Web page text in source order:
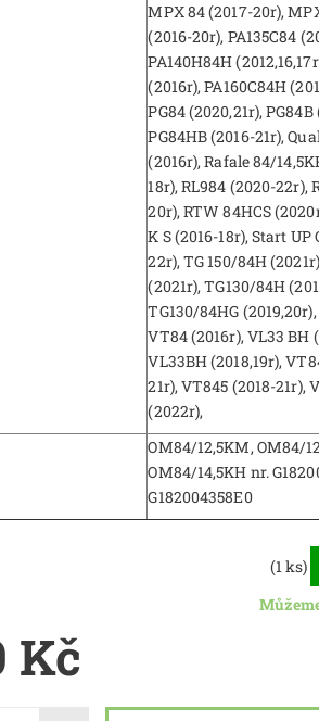
MPX 84 (2017-20r),
(2016-20r), PA135C84
PA140H84H
(2016r), PA160C84H
PG84 (2020,21r), PG84B
PG84HB (2016-21r),
(2016r), Rafale 84/
18r), RL984 (2020-22r),
20r), RTW 84HCS
K S (2016-18r), Start UP
22r), TG 150/84H
(2021r), TG130/84H
TG130/84HG
VT84 (2016r), VL33 BH
VL33BH (2018,19r),
21r), VT845 (2018-21r),
(2022r),
OM84/12,5KM, OM84/
OM84/14,5KH nr.
G182004358E0
(1 ks)
Kč